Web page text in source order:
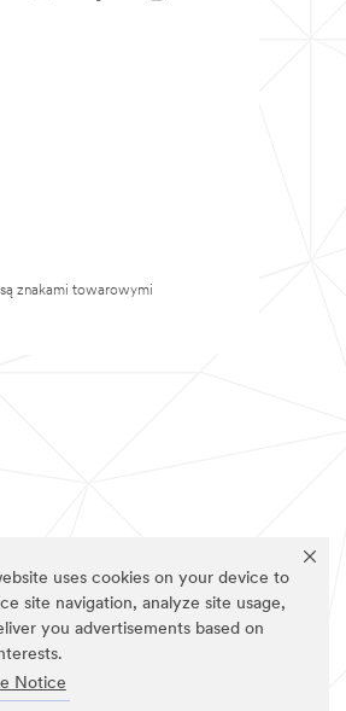
uses cookies on your device to
site navigation, analyze site usage,
you advertisements based on
Notice
znakami towarowymi